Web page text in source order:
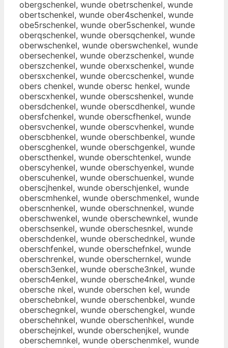
obergschenkel, wunde obetrschenkel, wunde
obertschenkel, wunde ober4schenkel, wunde
obe5rschenkel, wunde ober5schenkel, wunde
oberqschenkel, wunde obersqchenkel, wunde
oberwschenkel, wunde oberswchenkel, wunde
obersechenkel, wunde oberzschenkel, wunde
oberszchenkel, wunde oberxschenkel, wunde
obersxchenkel, wunde obercschenkel, wunde
obers chenkel, wunde obersc henkel, wunde
oberscxhenkel, wunde oberscshenkel, wunde
obersdchenkel, wunde oberscdhenkel, wunde
obersfchenkel, wunde oberscfhenkel, wunde
obersvchenkel, wunde oberscvhenkel, wunde
oberscbhenkel, wunde oberschbenkel, wunde
oberscghenkel, wunde oberschgenkel, wunde
oberscthenkel, wunde oberschtenkel, wunde
oberscyhenkel, wunde oberschyenkel, wunde
oberscuhenkel, wunde oberschuenkel, wunde
oberscjhenkel, wunde oberschjenkel, wunde
oberscmhenkel, wunde oberschmenkel, wunde
oberscnhenkel, wunde oberschnenkel, wunde
oberschwenkel, wunde oberschewnkel, wunde
oberschsenkel, wunde oberschesnkel, wunde
oberschdenkel, wunde oberschednkel, wunde
oberschfenkel, wunde oberschefnkel, wunde
oberschrenkel, wunde oberschernkel, wunde
obersch3enkel, wunde obersche3nkel, wunde
obersch4enkel, wunde obersche4nkel, wunde
obersche nkel, wunde oberschen kel, wunde
oberschebnkel, wunde oberschenbkel, wunde
oberschegnkel, wunde oberschengkel, wunde
oberschehnkel, wunde oberschenhkel, wunde
oberschejnkel, wunde oberschenjkel, wunde
oberschemnkel, wunde oberschenmkel, wunde